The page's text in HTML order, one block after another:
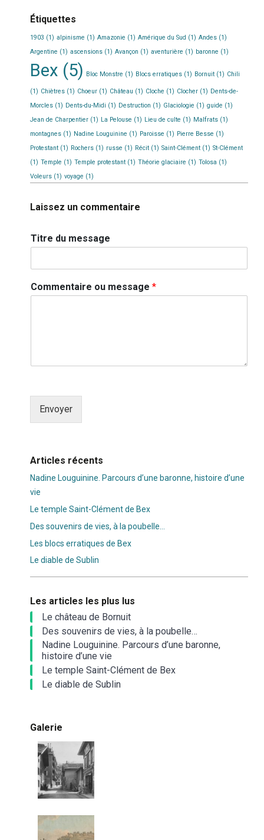
Étiquettes
1903 (1) alpinisme (1) Amazonie (1) Amérique du Sud (1) Andes(1)
Argentine (1) ascensions(1) Avançon (1) aventurière (1) baronne (1)
Bex (5) Bloc Monstre (1) Blocs erratiques(1) Bornuit(1) Chili
(1) Chiètres(1) Choeur(1) Château (1) Cloche (1) Clocher(1) Dents-de-
Morcles(1) Dents-du-Midi (1) Destruction (1) Glaciologie (1) guide (1)
Jean de Charpentier(1) La Pelouse (1) Lieu de culte (1) Malfrats(1)
montagnes(1) Nadine Louguinine (1) Paroisse (1) Pierre Besse (1)
Protestant(1) Rochers(1) russe (1) Récit(1) Saint-Clément(1) St-Clément
(1) Temple (1) Temple protestant(1) Théorie glaciaire (1) Tolosa (1)
Voleurs(1) voyage (1)
Laissez un commentaire
Titre du message
Commentaire ou message *
Envoyer
Articles récents
Nadine Louguinine. Parcours d’une baronne, histoire d’une
vie
Le temple Saint-Clément de Bex
Des souvenirs de vies, à la poubelle…
Les blocs erratiques de Bex
Le diable de Sublin
Les articles les plus lus
Le château de Bornuit
Des souvenirs de vies, à la poubelle…
Nadine Louguinine. Parcours d’une baronne,
histoire d’une vie
Le temple Saint-Clément de Bex
Le diable de Sublin
Galerie